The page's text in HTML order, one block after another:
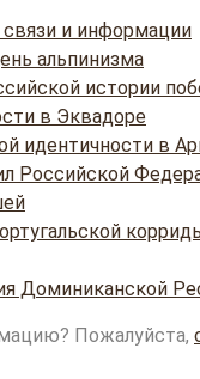
и информации
альпинизма
истории
в Эквадоре
идентичности в
Российской
Доминиканской
Пожалуйста,